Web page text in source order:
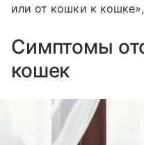
или от кошки к
Симптомы
кошек